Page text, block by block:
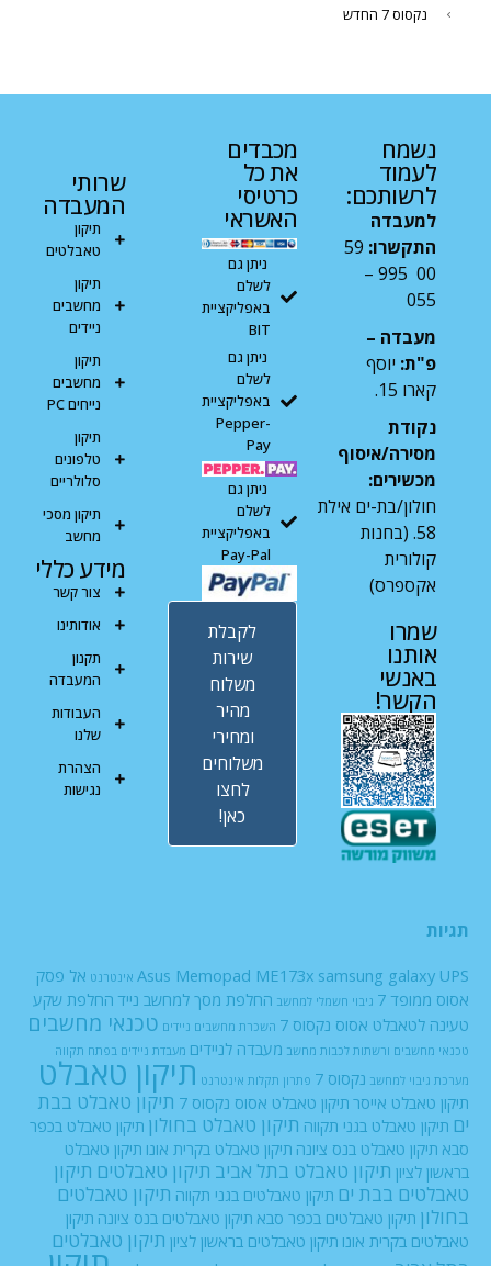
נקסוס 7 החדש
נשמח
לעמוד
לרשותכם:
למעבדה
התקשרו: 59
00 995 –
055
מעבדה –
פ"ת: יוסף
קארו 15.
נקודת
מסירה/איסוף
מכשירים:
חולון/בת-ים אילת
58. (בחנות
קולורית
אקספרס)
שמרו
אותנו
באנשי
הקשר!
מכבדים
את כל
כרטיסי
האשראי
ניתן גם
לשלם
באפליקציית
BIT
ניתן גם
לשלם
באפליקציית
Pepper-
Pay
ניתן גם
לשלם
באפליקציית
Pay-Pal
לקבלת
שירות
משלוח
מהיר
ומחירי
משלוחים
לחצו
כאן!
שרותי
המעבדה
תיקון
טאבלטים
תיקון
מחשבים
ניידים
תיקון
מחשבים
נייחים PC
תיקון
טלפונים
סלולריים
תיקון מסכי
מחשב
מידע כללי
צור קשר
אודותינו
תקנון
המעבדה
העבודות
שלנו
הצהרת
נגישות
תגיות
Asus Memopad ME173x samsung galaxy UPS אינטרנט אל פסק
אסוס ממופד 7
גיבוי חשמלי למחשב החלפת מסך למחשב נייד החלפת שקע
טעינה לטאבלט אסוס נקסוס 7
השכרת מחשבים ניידים טכנאי מחשבים
טכנאי מחשבים ורשתות לכבות מחשב מעבדה לניידים מעבדת ניידים בפתח תקווה
מערכת גיבוי למחשב נקסוס 7 פתרון תקלות אינטרנט תיקון טאבלט
תיקון טאבלט אייסר תיקון טאבלט אסוס נקסוס 7
תיקון טאבלט בבת
ים תיקון טאבלט בגני תקווה תיקון טאבלט בחולון תיקון טאבלט בכפר
סבא תיקון טאבלט בנס ציונה תיקון טאבלט בקרית אונו תיקון טאבלט
בראשון לציון תיקון טאבלט בתל אביב תיקון טאבלטים תיקון
טאבלטים בבת ים תיקון טאבלטים בגני תקווה תיקון טאבלטים
בחולון תיקון טאבלטים בכפר סבא תיקון טאבלטים בנס ציונה תיקון
טאבלטים בקרית אונו תיקון טאבלטים בראשון לציון תיקון טאבלטים